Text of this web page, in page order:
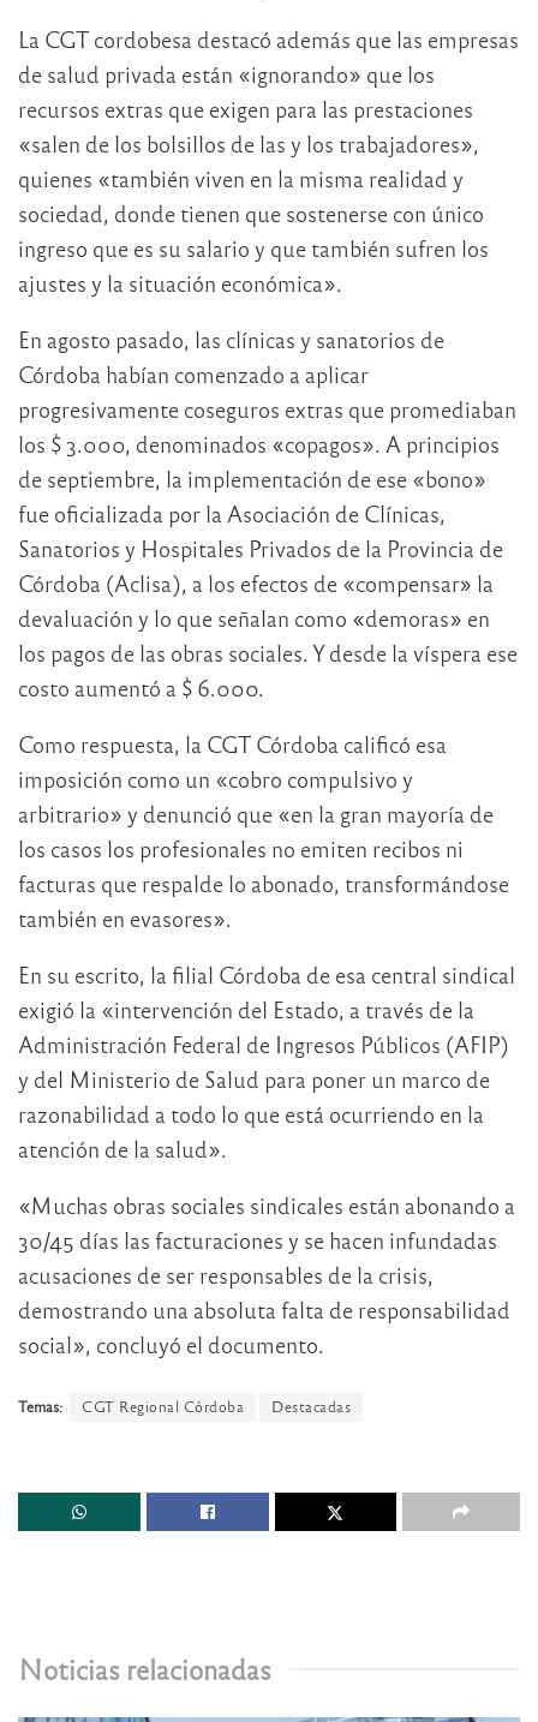
La CGT cordobesa destacó además que las empresas
de salud privada están «ignorando» que los
recursos extras que exigen para las prestaciones
«salen de los bolsillos de las y los trabajadores»,
quienes «también viven en la misma realidad y
sociedad, donde tienen que sostenerse con único
ingreso que es su salario y que también sufren los
ajustes y la situación económica».
En agosto pasado, las clínicas y sanatorios de
Córdoba habían comenzado a aplicar
progresivamente coseguros extras que promediaban
los $ 3.000, denominados «copagos». A principios
de septiembre, la implementación de ese «bono»
fue oficializada por la Asociación de Clínicas,
Sanatorios y Hospitales Privados de la Provincia de
Córdoba (Aclisa), a los efectos de «compensar» la
devaluación y lo que señalan como «demoras» en
los pagos de las obras sociales. Y desde la víspera ese
costo aumentó a $ 6.000.
Como respuesta, la CGT Córdoba calificó esa
imposición como un «cobro compulsivo y
arbitrario» y denunció que «en la gran mayoría de
los casos los profesionales no emiten recibos ni
facturas que respalde lo abonado, transformándose
también en evasores».
En su escrito, la filial Córdoba de esa central sindical
exigió la «intervención del Estado, a través de la
Administración Federal de Ingresos Públicos (AFIP)
y del Ministerio de Salud para poner un marco de
razonabilidad a todo lo que está ocurriendo en la
atención de la salud».
«Muchas obras sociales sindicales están abonando a
30/45 días las facturaciones y se hacen infundadas
acusaciones de ser responsables de la crisis,
demostrando una absoluta falta de responsabilidad
social», concluyó el documento.
Temas: CGT Regional Córdoba Destacadas
Noticias relacionadas